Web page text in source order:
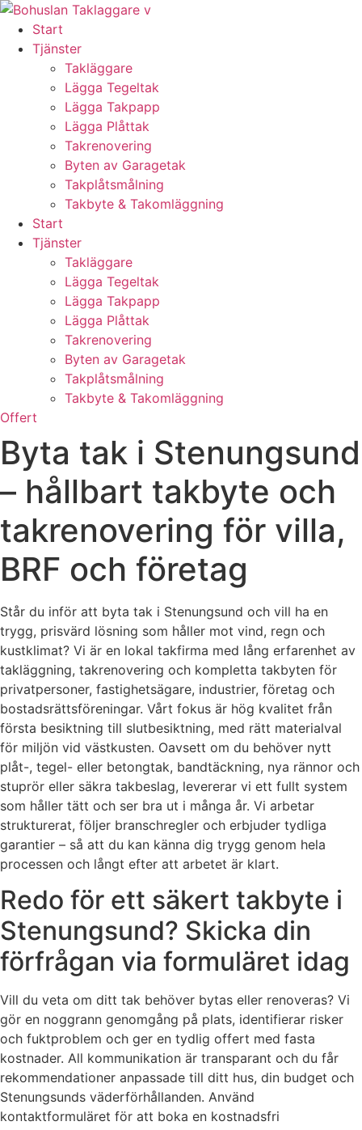
Skip
content
Start
Tjänster
Takläggare
Lägga Tegeltak
Lägga Takpapp
Lägga Plåttak
Takrenovering
Byten av Garagetak
Takplåtsmålning
Takbyte & Takomläggning
Start
Tjänster
Takläggare
Lägga Tegeltak
Lägga Takpapp
Lägga Plåttak
Takrenovering
Byten av Garagetak
Takplåtsmålning
Takbyte & Takomläggning
Offert
Byta tak i Stenungsund
– hållbart takbyte och
takrenovering för villa,
BRF och företag
Står du inför att byta tak i Stenungsund och vill ha en
trygg, prisvärd lösning som håller mot vind, regn och
kustklimat? Vi är en lokal takfirma med lång erfarenhet av
takläggning, takrenovering och kompletta takbyten för
privatpersoner, fastighetsägare, industrier, företag och
bostadsrättsföreningar. Vårt fokus är hög kvalitet från
första besiktning till slutbesiktning, med rätt materialval
för miljön vid västkusten. Oavsett om du behöver nytt
plåt-, tegel- eller betongtak, bandtäckning, nya rännor och
stuprör eller säkra takbeslag, levererar vi ett fullt system
som håller tätt och ser bra ut i många år. Vi arbetar
strukturerat, följer branschregler och erbjuder tydliga
garantier – så att du kan känna dig trygg genom hela
processen och långt efter att arbetet är klart.
Redo för ett säkert takbyte i
Stenungsund? Skicka din
förfrågan via formuläret idag
Vill du veta om ditt tak behöver bytas eller renoveras? Vi
gör en noggrann genomgång på plats, identifierar risker
och fuktproblem och ger en tydlig offert med fasta
kostnader. All kommunikation är transparant och du får
rekommendationer anpassade till ditt hus, din budget och
Stenungsunds väderförhållanden. Använd
kontaktformuläret för att boka en kostnadsfri